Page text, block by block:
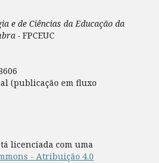
e de Ciências da Educação da
- FPCEUC
(publicação em fluxo
licenciada com uma
- Atribuição 4.0